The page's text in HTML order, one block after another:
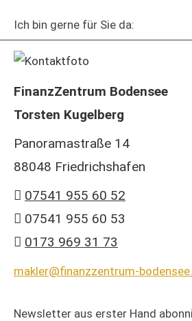
Ich bin gerne für Sie da:
FinanzZentrum Bodensee
Torsten Kugelberg
Panoramastraße 14
88048 Friedrichshafen
07541 955 60 52
07541 955 60 53
0173 969 31 73
makler@finanzzentrum-
Newsletter aus erster Hand